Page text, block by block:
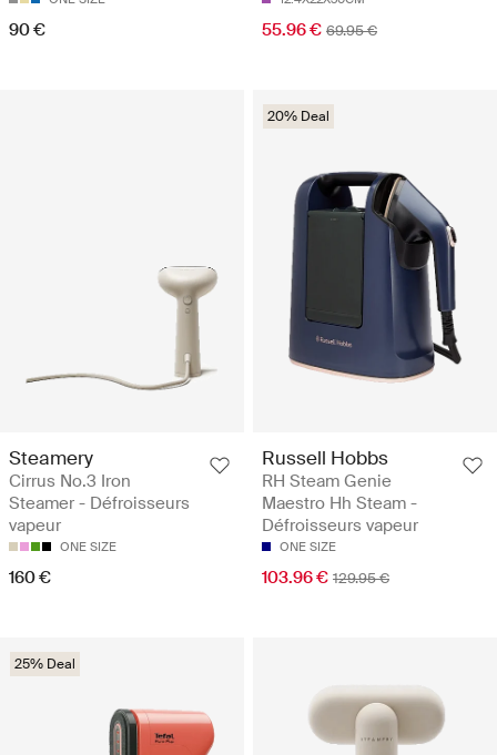
90 € 55.96 € 69.95 €
Steamery
Cirrus No.3 Iron
Steamer - Défroisseurs
vapeur
ONE SIZE
160 €
20% Deal
Russell Hobbs
RH Steam Genie
Maestro Hh Steam -
Défroisseurs vapeur
ONE SIZE
103.96 € 129.95 €
25% Deal